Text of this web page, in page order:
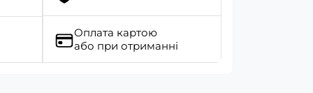
Оплата картою
або при отриманні